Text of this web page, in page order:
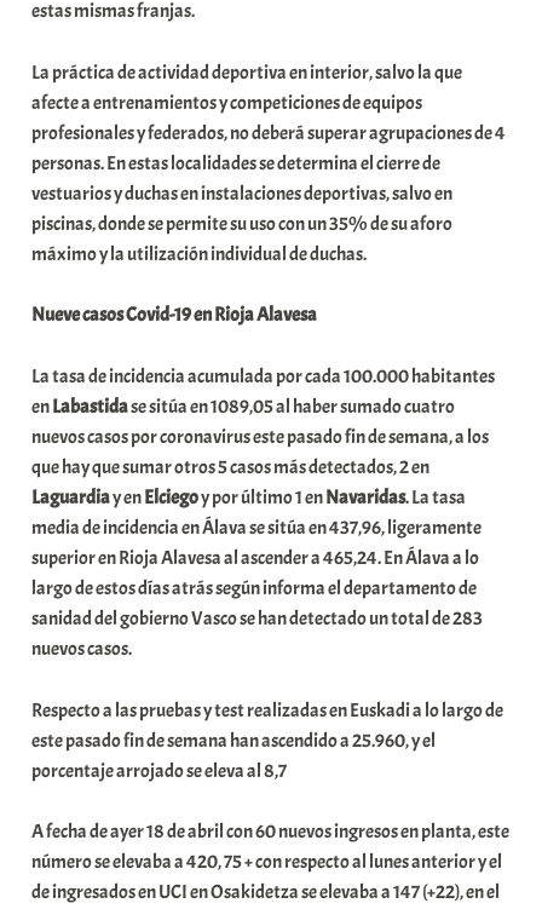
estas mismas franjas.
La práctica de actividad deportiva en interior, salvo la que
afecte a entrenamientos y competiciones de equipos
profesionales y federados, no deberá superar agrupaciones de 4
personas. En estas localidades se determina el cierre de
vestuarios y duchas en instalaciones deportivas, salvo en
piscinas, donde se permite su uso con un 35% de su aforo
máximo y la utilización individual de duchas.
Nueve casos Covid-19 en Rioja Alavesa
La tasa de incidencia acumulada por cada 100.000 habitantes
enLabastidase sitúa en 1089,05 al haber sumado cuatro
nuevos casos por coronavirus este pasado fin de semana, a los
que hay que sumar otros 5 casos más detectados, 2 en
Laguardiay enElciegoy por último 1 enNavaridas. La tasa
media de incidencia en Álava se sitúa en 437,96, ligeramente
superior en Rioja Alavesa al ascender a 465,24. En Álava a lo
largo de estos días atrás según informa el departamento de
sanidad del gobierno Vasco se han detectado un total de 283
nuevos casos.
Respecto a las pruebas y test realizadas en Euskadi a lo largo de
este pasado fin de semana han ascendido a 25.960, y el
porcentaje arrojado se eleva al 8,7
A fecha de ayer 18 de abril con 60 nuevos ingresos en planta, este
número se elevaba a 420, 75 + con respecto al lunes anterior y el
de ingresados en UCI en Osakidetza se elevaba a 147 (+22), en el